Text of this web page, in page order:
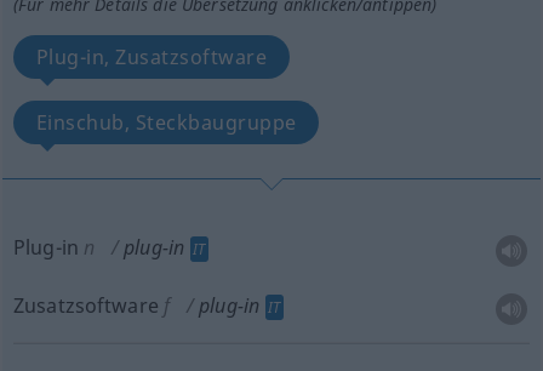
Plug-in, Zusatzsoftware
Einschub, Steckbaugruppe
Plug-in n plug-in IT
Zusatzsoftware f plug-in IT